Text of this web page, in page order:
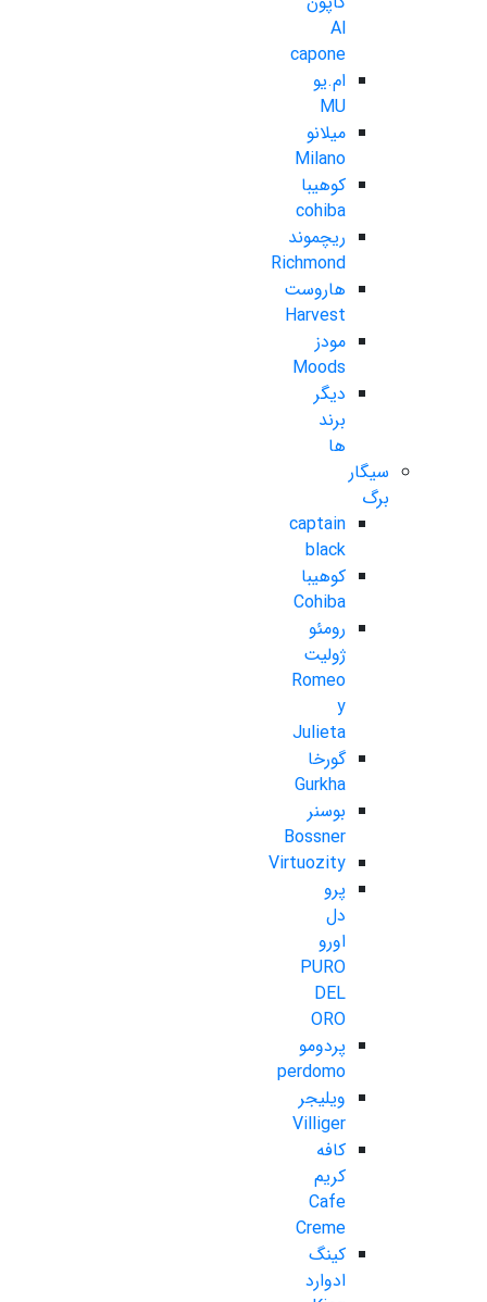
Al
capone
ام.یو
MU
میلانو
Milano
کوهیبا
cohiba
ریچموند
Richmond
هاروست
Harvest
مودز
Moods
دیگر
برند
ها
سیگار
برگ
captain
black
کوهیبا
Cohiba
رومئو
ژولیت
Romeo
y
Julieta
گورخا
Gurkha
بوسنر
Bossner
Virtuozity
پرو
دل
اورو
PURO
DEL
ORO
پردومو
perdomo
ویلیجر
Villiger
کافه
کریم
Cafe
Creme
کینگ
ادوارد